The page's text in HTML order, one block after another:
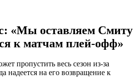
«Мы оставляем Смиту
к матчам плей-офф»
пропустить весь сезон из-за
надеется на его возвращение к